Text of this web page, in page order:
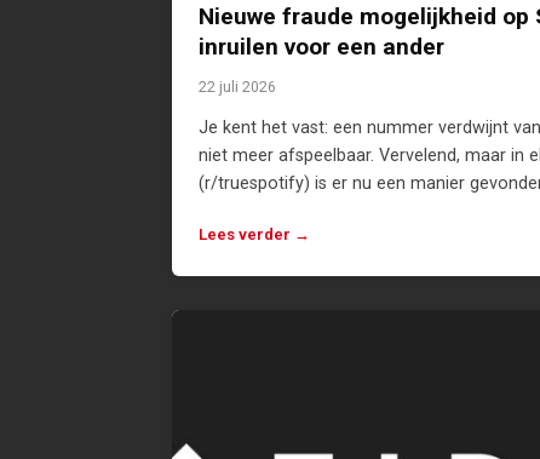
Nieuwe fraude mogelijkheid
inruilen voor een ander
22 juli 2026
Je kent het vast: een nummer verdwijnt
niet meer afspeelbaar. Vervelend, maar in
(r/truespotify) is er nu een manier
Lees verder →